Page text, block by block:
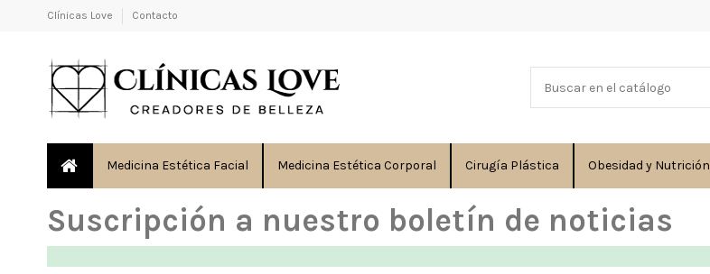
Clínicas Love Contacto
Medicina Estética Facial Medicina Estética Corporal Cirugía Plástica Obesidad y Nutrición
Suscripción a nuestro boletín de noticias